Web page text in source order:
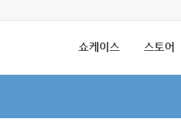
쇼케이스 스토어